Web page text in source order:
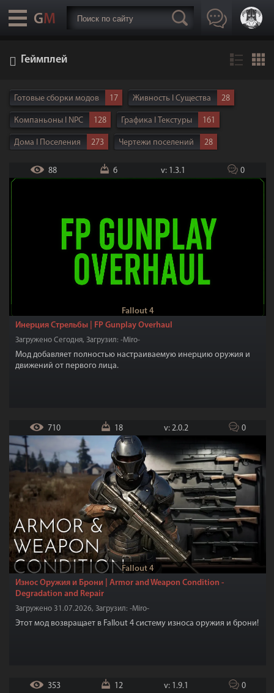
Геймплей
Готовые сборки модов 17 Живность I Существа 28
Компаньоны I NPC 128 Графика I Текстуры 161
Дома I Поселения 273 Чертежи поселений 28
Утилиты | Программы 33 Реплейсеры тел
350 Одежда Броня 243
Музыка I Звуки | Озвучка 110
Разное 92
Fallout 4
88 6 v: 1.3.1 0
Инерция Стрельбы | FP Gunplay Overhaul
Загружено Сегодня, Загрузил: -Miro-
Мод добавляет полностью настраиваемую инерцию оружия и
движений от первого лица.
Fallout 4
710 18 v: 2.0.2 0
Износ Оружия и Брони | Armor and Weapon Condition -
Degradation and Repair
Загружено 31.07.2026, Загрузил: -Miro-
Этот мод возвращает в Fallout 4 систему износа оружия и брони!
353 12 v: 1.9.1 0